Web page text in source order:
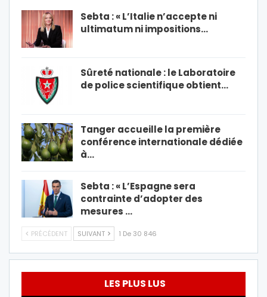
Sebta : « L’Italie n’accepte ni
ultimatum ni impositions…
Sûreté nationale : le Laboratoire
de police scientifique obtient…
Tanger accueille la première
conférence internationale dédiée
à…
Sebta : « L’Espagne sera
contrainte d’adopter des
mesures …
PRÉCÉDENT SUIVANT 1 De 30 846
LES PLUS LUS